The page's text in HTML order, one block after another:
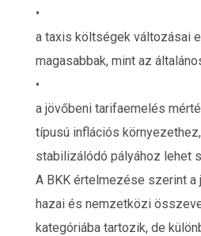
•
a taxis költségek változásai
magasabbak, mint az
•
a jövőbeni tarifaemelés
típusú inflációs
stabilizálódó pályához lehet
A BKK értelmezése szerint
hazai és nemzetközi
kategóriába tartozik, de